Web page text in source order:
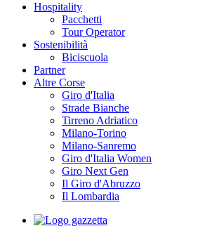
Hospitality
Pacchetti
Tour Operator
Sostenibilità
Biciscuola
Partner
Altre Corse
Giro d'Italia
Strade Bianche
Tirreno Adriatico
Milano-Torino
Milano-Sanremo
Giro d'Italia Women
Giro Next Gen
Il Giro d'Abruzzo
Il Lombardia